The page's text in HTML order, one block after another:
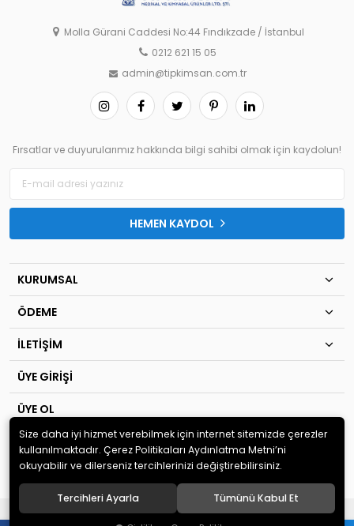
Molla Gürani Caddesi No:44 Fındıkzade / İstanbul
0212 621 15 05
admin@tipkimsan.com.tr
Fırsatlar ve duyurularımız hakkında bilgi sahibi olmak için kaydolun!
HEMEN KAYDOL
KURUMSAL
ÖDEME
İLETİŞİM
ÜYE GİRİŞİ
ÜYE OL
© 2020 TIP KİM SAN Ltd.Şti . Tüm hakları saklıdır.
Yeni Nesil E-Ticaret Sistemleri ile Hazırlanmıştır.
Size daha iyi hizmet verebilmek için internet sitemizde çerezler
kullanılmaktadır. Çerez Politikaları Aydınlatma Metni’ni
okuyabilir ve dilerseniz tercihlerinizi değiştirebilirsiniz.
Tercihleri Ayarla Tümünü Kabul Et